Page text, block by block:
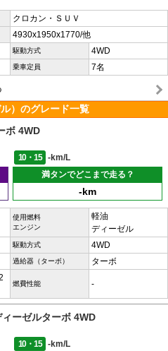
クロカン・ＳＵＶ
4930x1950x1770/他
駆動方式 4WD
乗車定員 7名
）のグレード一覧
ボ 4WD
10・15
-km/L
満タンでどこまで走る？
-km
使用燃料
エンジン
軽油
ディーゼル
駆動方式 4WD
過給器（ターボ） ターボ
燃費性能 -
ーゼルターボ 4WD
10・15
-km/L